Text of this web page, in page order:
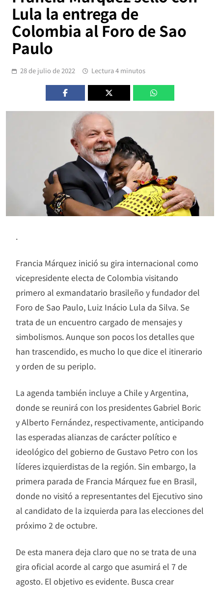
Lula la entrega de
Colombia al Foro de Sao
Paulo
28 de julio de 2022 Lectura 4 minutos
.
Francia Márquez inició su gira internacional como
vicepresidente electa de Colombia visitando
primero al exmandatario brasileño y fundador del
Foro de Sao Paulo, Luiz Inácio Lula da Silva. Se
trata de un encuentro cargado de mensajes y
simbolismos. Aunque son pocos los detalles que
han trascendido, es mucho lo que dice el itinerario
y orden de su periplo.
La agenda también incluye a Chile y Argentina,
donde se reunirá con los presidentes Gabriel Boric
y Alberto Fernández, respectivamente, anticipando
las esperadas alianzas de carácter político e
ideológico del gobierno de Gustavo Petro con los
líderes izquierdistas de la región. Sin embargo, la
primera parada de Francia Márquez fue en Brasil,
donde no visitó a representantes del Ejecutivo sino
al candidato de la izquierda para las elecciones del
próximo 2 de octubre.
De esta manera deja claro que no se trata de una
gira oficial acorde al cargo que asumirá el 7 de
agosto. El objetivo es evidente. Busca crear